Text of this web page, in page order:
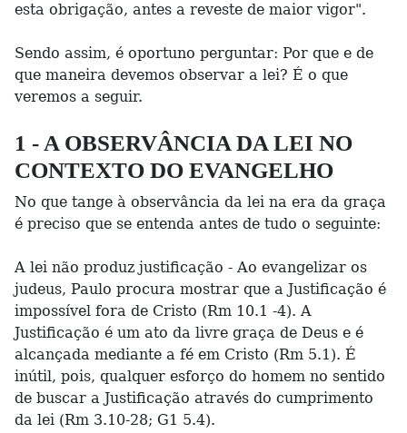
esta obrigação, antes a reveste de maior vigor".
Sendo assim, é oportuno perguntar: Por que e de
que maneira devemos observar a lei? É o que
veremos a seguir.
1 - A OBSERVÂNCIA DA LEI NO
CONTEXTO DO EVANGELHO
No que tange à observância da lei na era da graça
é preciso que se entenda antes de tudo o seguinte:
A lei não produz justificação - Ao evangelizar os
judeus, Paulo procura mostrar que a Justificação é
impossível fora de Cristo (Rm 10.1 -4). A
Justificação é um ato da livre graça de Deus e é
alcançada mediante a fé em Cristo (Rm 5.1). É
inútil, pois, qualquer esforço do homem no sentido
de buscar a Justificação através do cumprimento
da lei (Rm 3.10-28; G1 5.4).